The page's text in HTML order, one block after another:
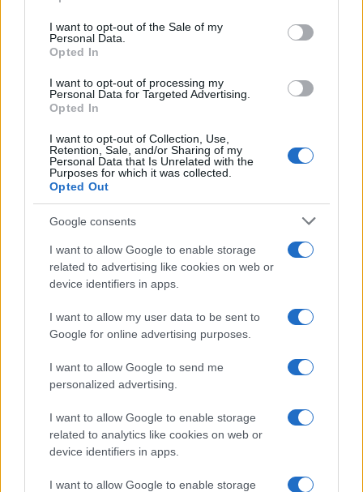
Please note that this website/app uses one or more Google
services and may gather and store information including but
not limited to your visit or usage behaviour. You may click to
grant or deny consent to Google and its third-party tags to
consent section.
I want to opt-out of the Sale of my
Personal Data.
Opted In
I want to opt-out of processing my
Personal Data for Targeted Advertising.
Opted In
I want to opt-out of Collection, Use,
Retention, Sale, and/or Sharing of my
Personal Data that Is Unrelated with the
Purposes for which it was collected.
Opted Out
Google consents
I want to allow Google to enable storage
related to advertising like cookies on web or
device identifiers in apps.
I want to allow my user data to be sent to
Google for online advertising purposes.
I want to allow Google to send me
personalized advertising.
I want to allow Google to enable storage
related to analytics like cookies on web or
device identifiers in apps.
I want to allow Google to enable storage
FRASI
Frasi celebri
Frasi da condividere
Poesie
FILM
Frasi dei film
Frasi film più lette
Incipit dei film
Film più cercati
Frasi sul cinema
SERVIZI
Mappa del sito
Cookie Policy